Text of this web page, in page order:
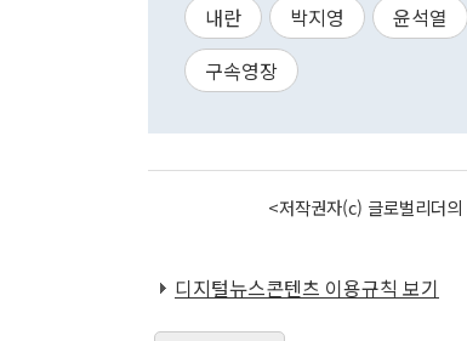
내란 박지영 윤석열
구속영장
<저작권자(c) 글로벌리더
디지털뉴스콘텐츠 이용규칙 보기